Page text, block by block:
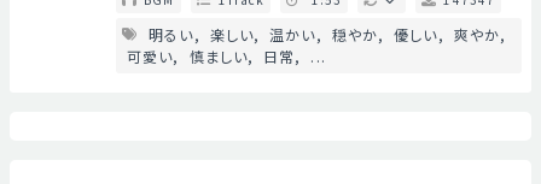
明るい 楽しい 温かい 穏やか 優しい
爽やか
可愛い
慎ましい 日常 ...